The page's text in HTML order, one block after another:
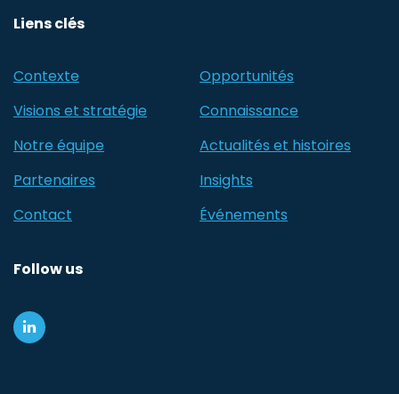
Liens clés
Contexte
Visions et stratégie
Notre équipe
Partenaires
Contact
Opportunités
Connaissance
Actualités et histoires
Insights
Événements
Follow us